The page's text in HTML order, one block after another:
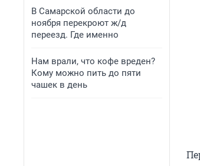
В Самарской области до
ноября перекроют ж/д
переезд. Где именно
Нам врали, что кофе вреден?
Кому можно пить до пяти
чашек в день